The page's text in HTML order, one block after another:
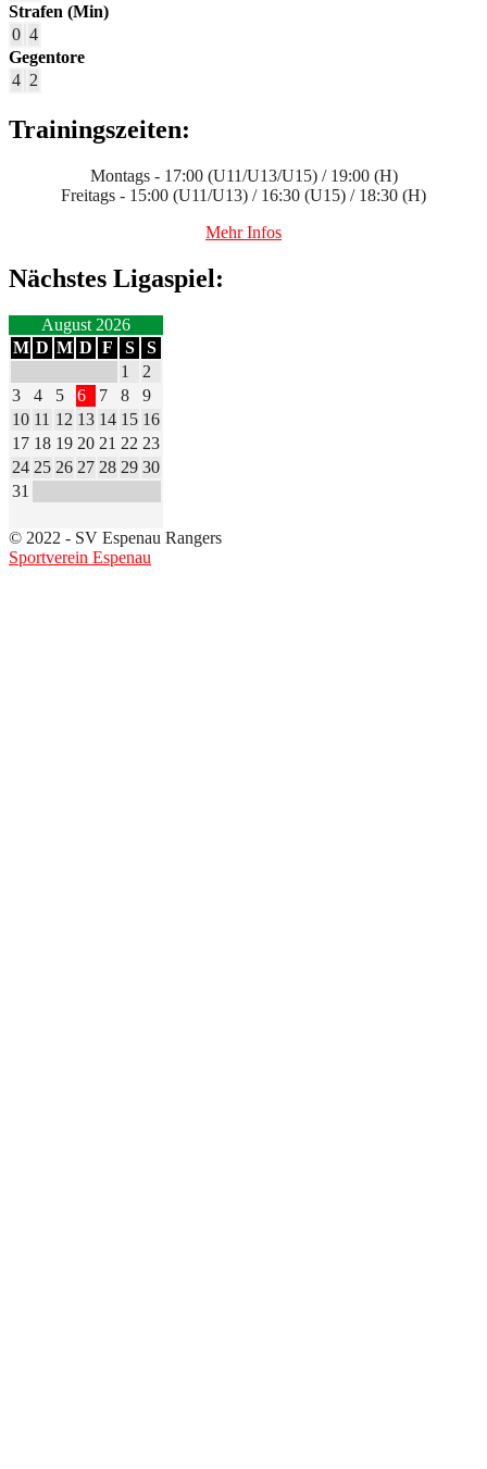
Strafen (Min)
0 4
Gegentore
4 2
Trainingszeiten:
Montags - 17:00 (U11/U13/U15) / 19:00 (H)
Freitags - 15:00 (U11/U13) / 16:30 (U15) / 18:30 (H)
Mehr Infos
Nächstes Ligaspiel:
August 2026
M D M D F S
S
1
2
3
4 5 6 7 8
9
10 11 12 13 14 15 16
17 18 19 20 21 22 23
24 25 26 27 28 29 30
31
© 2022 - SV Espenau Rangers
Sportverein Espenau